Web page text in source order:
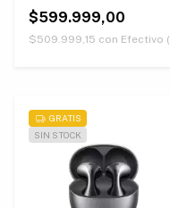
$599.999,00
$509.999,15 con Efectivo (Únicamente retirando en nuestras sucursales)
SIN STOCK
GRATIS